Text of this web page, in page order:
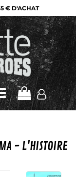
€ D'ACHAT
- L'HISTOIRE